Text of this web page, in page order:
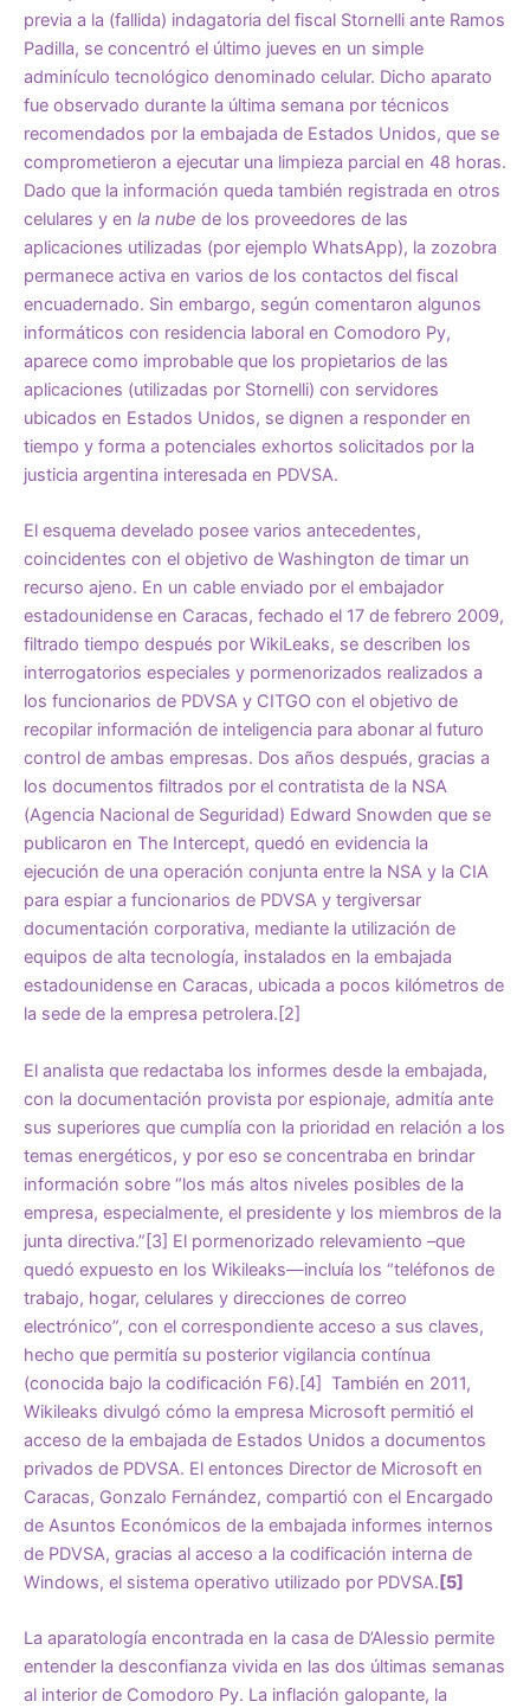
previa a la (fallida) indagatoria del fiscal Stornelli ante Ramos
Padilla, se concentró el último jueves en un simple
adminículo tecnológico denominado celular. Dicho aparato
fue observado durante la última semana por técnicos
recomendados por la embajada de Estados Unidos, que se
comprometieron a ejecutar una limpieza parcial en 48 horas.
Dado que la información queda también registrada en otros
celulares y en la nube de los proveedores de las
aplicaciones utilizadas (por ejemplo WhatsApp), la zozobra
permanece activa en varios de los contactos del fiscal
encuadernado. Sin embargo, según comentaron algunos
informáticos con residencia laboral en Comodoro Py,
aparece como improbable que los propietarios de las
aplicaciones (utilizadas por Stornelli) con servidores
ubicados en Estados Unidos, se dignen a responder en
tiempo y forma a potenciales exhortos solicitados por la
justicia argentina interesada en PDVSA.
El esquema develado posee varios antecedentes,
coincidentes con el objetivo de Washington de timar un
recurso ajeno. En un cable enviado por el embajador
estadounidense en Caracas, fechado el 17 de febrero 2009,
filtrado tiempo después por WikiLeaks, se describen los
interrogatorios especiales y pormenorizados realizados a
los funcionarios de PDVSA y CITGO con el objetivo de
recopilar información de inteligencia para abonar al futuro
control de ambas empresas. Dos años después, gracias a
los documentos filtrados por el contratista de la NSA
(Agencia Nacional de Seguridad) Edward Snowden que se
publicaron en The Intercept, quedó en evidencia la
ejecución de una operación conjunta entre la NSA y la CIA
para espiar a funcionarios de PDVSA y tergiversar
documentación corporativa, mediante la utilización de
equipos de alta tecnología, instalados en la embajada
estadounidense en Caracas, ubicada a pocos kilómetros de
la sede de la empresa petrolera. [2]
El analista que redactaba los informes desde la embajada,
con la documentación provista por espionaje, admitía ante
sus superiores que cumplía con la prioridad en relación a los
temas energéticos, y por eso se concentraba en brindar
información sobre “los más altos niveles posibles de la
empresa, especialmente, el presidente y los miembros de la
junta directiva.” [3] El pormenorizado relevamiento –que
quedó expuesto en los Wikileaks—incluía los “teléfonos de
trabajo, hogar, celulares y direcciones de correo
electrónico”, con el correspondiente acceso a sus claves,
hecho que permitía su posterior vigilancia contínua
(conocida bajo la codificación F6). [4] También en 2011,
Wikileaks divulgó cómo la empresa Microsoft permitió el
acceso de la embajada de Estados Unidos a documentos
privados de PDVSA. El entonces Director de Microsoft en
Caracas, Gonzalo Fernández, compartió con el Encargado
de Asuntos Económicos de la embajada informes internos
de PDVSA, gracias al acceso a la codificación interna de
Windows, el sistema operativo utilizado por PDVSA.[5]
La aparatología encontrada en la casa de D’Alessio permite
entender la desconfianza vivida en las dos últimas semanas
al interior de Comodoro Py. La inflación galopante, la